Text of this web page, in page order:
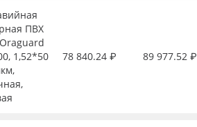
ПВХ
1,52*50
78 840.24 ₽ 89 977.52 ₽